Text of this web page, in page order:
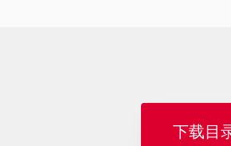
下载目